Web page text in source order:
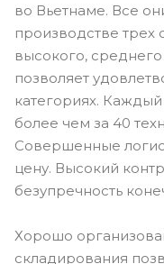
во Вьетнаме. Все
производстве трех
высокого,
позволяет
категориях.
более чем за 40
Совершенные
цену. Высокий
безупречность
Хорошо
складирования